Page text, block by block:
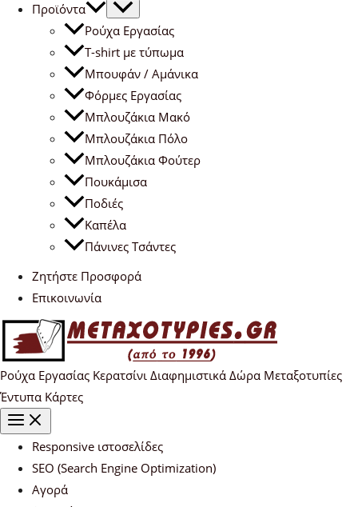
Προϊόντα
Ρούχα Εργασίας
T-shirt με τύπωμα
Μπουφάν / Αμάνικα
Φόρμες Εργασίας
Μπλουζάκια Μακό
Μπλουζάκια Πόλο
Μπλουζάκια Φούτερ
Πουκάμισα
Ποδιές
Καπέλα
Πάνινες Τσάντες
Ζητήστε Προσφορά
Επικοινωνία
Ρούχα Εργασίας Κερατσίνι Διαφημιστικά Δώρα Μεταξοτυπίες
Έντυπα Κάρτες
Responsive ιστοσελίδες
SEO (Search Engine Optimization)
Αγορά